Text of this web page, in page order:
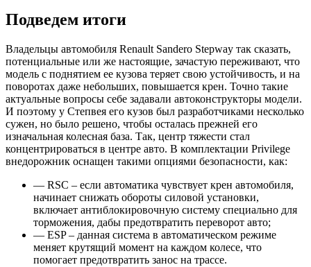
Подведем итоги
Владельцы автомобиля Renault Sandero Stepway так сказать,
потенциальные или же настоящие, зачастую переживают, что
модель с поднятием ее кузова теряет свою устойчивость, и на
поворотах даже небольших, повышается крен. Точно такие
актуальные вопросы себе задавали автоконструкторы модели.
И поэтому у Степвея его кузов был разработчиками несколько
сужен, но было решено, чтобы осталась прежней его
изначальная колесная база. Так, центр тяжести стал
концентрироваться в центре авто. В комплектации Privilege
внедорожник оснащен такими опциями безопасности, как:
— RSC – если автоматика чувствует крен автомобиля,
начинает снижать обороты силовой установки,
включает антиблокировочную систему специально для
торможения, дабы предотвратить переворот авто;
— ESP – данная система в автоматическом режиме
меняет крутящий момент на каждом колесе, что
помогает предотвратить занос на трассе.